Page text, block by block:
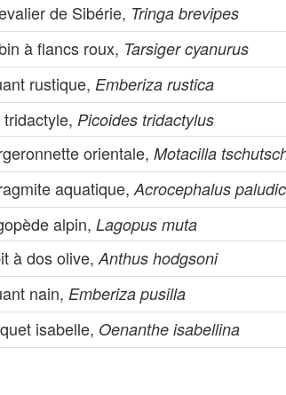
de Sibérie, Tringa brevipes
à flancs roux, Tarsiger cyanurus
rustique, Emberiza rustica
tridactyle, Picoides tridactylus
orientale,Motacilla
aquatique,Acrocephalus
alpin,Lagopus muta
à dos olive,Anthus hodgsoni
nain, Emberiza pusilla
isabelle, Oenanthe isabellina